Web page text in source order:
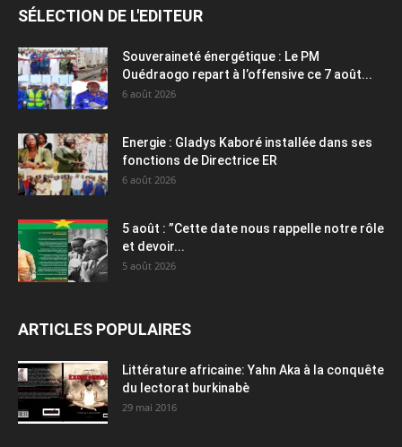
SÉLECTION DE L'EDITEUR
Souveraineté énergétique : Le PM
Ouédraogo repart à l’offensive ce 7 août...
6 août 2026
Energie : Gladys Kaboré installée dans ses
fonctions de Directrice ER
6 août 2026
5 août : ”Cette date nous rappelle notre rôle
et devoir...
5 août 2026
ARTICLES POPULAIRES
Littérature africaine: Yahn Aka à la conquête
du lectorat burkinabè
29 mai 2016